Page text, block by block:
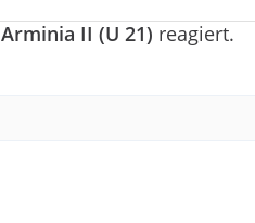
Arminia II (U 21) reagiert.